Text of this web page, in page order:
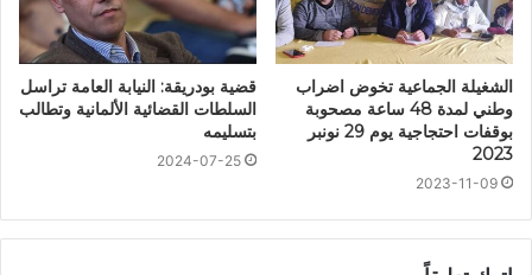
الشغيلة الجماعية تخوض اضراب
وطني لمدة 48 ساعة مصحوبة
بوقفات احتجاجية يوم 29 نونبر
2023
2023-11-09
قضية بودريقة: النيابة العامة تراسل
السلطات القضائية الألمانية وتطالب
بتسليمه
2024-07-25